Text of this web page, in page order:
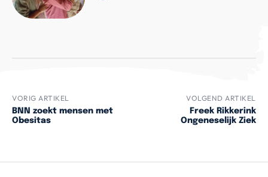
VORIG ARTIKEL
BNN zoekt mensen met
Obesitas
VOLGEND ARTIKEL
Freek Rikkerink
Ongeneselijk Ziek